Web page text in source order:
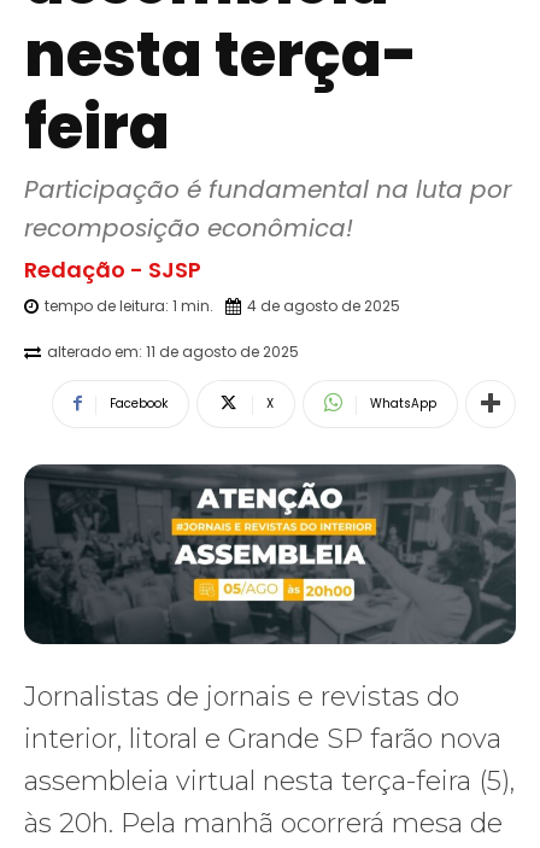
nesta terça-
feira
Participação é fundamental na luta por
recomposição econômica!
Redação - SJSP
tempo de leitura: 1 min. 4 de agosto de 2025
alterado em: 11 de agosto de 2025
Facebook X WhatsApp
Jornalistas de jornais e revistas do
interior, litoral e Grande SP farão nova
assembleia virtual nesta terça-feira (5),
às 20h. Pela manhã ocorrerá mesa de